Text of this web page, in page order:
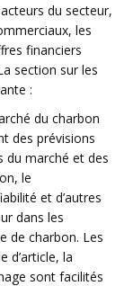
du secteur,
les
financiers
section sur les
:
du charbon
des prévisions
du marché et des
le
et d’autres
dans les
de charbon. Les
d’article, la
sont facilités